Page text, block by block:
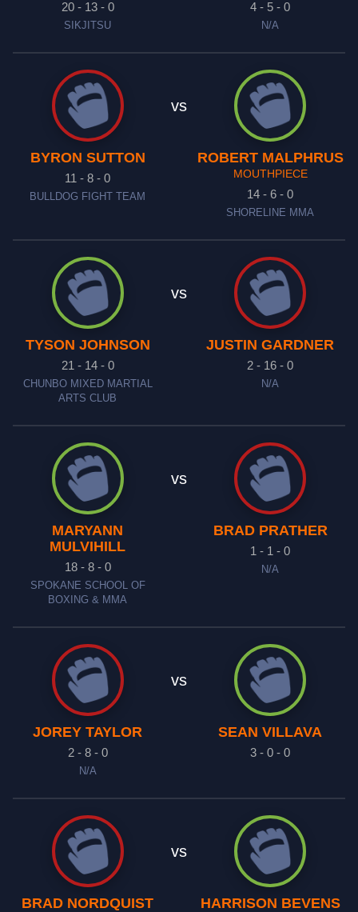
20 - 13 - 0
SIKJITSU
4 - 5 - 0
N/A
BYRON SUTTON
11 - 8 - 0
BULLDOG FIGHT TEAM
vs
ROBERT MALPHRUS
MOUTHPIECE
14 - 6 - 0
SHORELINE MMA
TYSON JOHNSON
21 - 14 - 0
CHUNBO MIXED MARTIAL
ARTS CLUB
vs
JUSTIN GARDNER
2 - 16 - 0
N/A
MARYANN
MULVIHILL
18 - 8 - 0
SPOKANE SCHOOL OF
BOXING & MMA
vs
BRAD PRATHER
1 - 1 - 0
N/A
JOREY TAYLOR
2 - 8 - 0
N/A
vs
SEAN VILLAVA
3 - 0 - 0
BRAD NORDQUIST
vs
HARRISON BEVENS